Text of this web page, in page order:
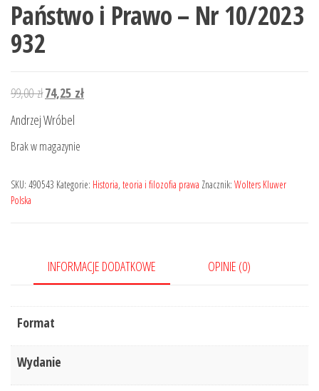
Państwo i Prawo – Nr 10/2023
932
99,00złPierwotna
cena
99,00 zł.
74,25 złAktualna
Andrzej Wróbel
Brak w magazynie
SKU: 490543 Kategorie: Historia, teoria i filozofia prawa Znacznik: Wolters Kluwer
Polska
INFORMACJE DODATKOWE OPINIE (0)
Format
Wydanie